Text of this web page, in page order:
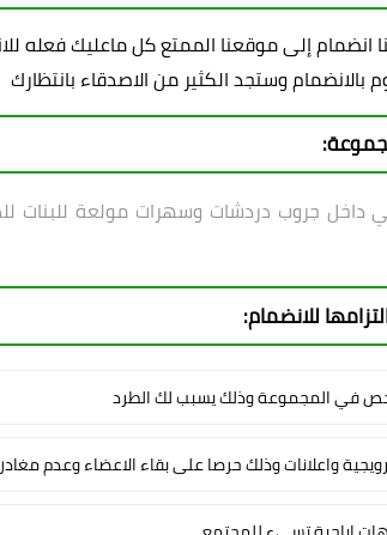
انضمام إلى موقعنا الممتع كل ماعليك فعله
بالانضمام وستجد الكثير من الاصدقاء بانتظارك
داخل جروب دردشات وسهرات مولعة للبنات
للانضمام:
في المجموعة وذلك يسبب لك الطرد
واعلانات وذلك حرصا على بقاء الاعضاء وعدم